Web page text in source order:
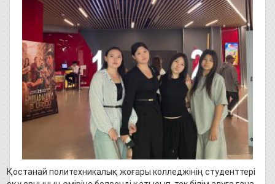
Қостанай политехникалық жоғары колледжінің студенттері